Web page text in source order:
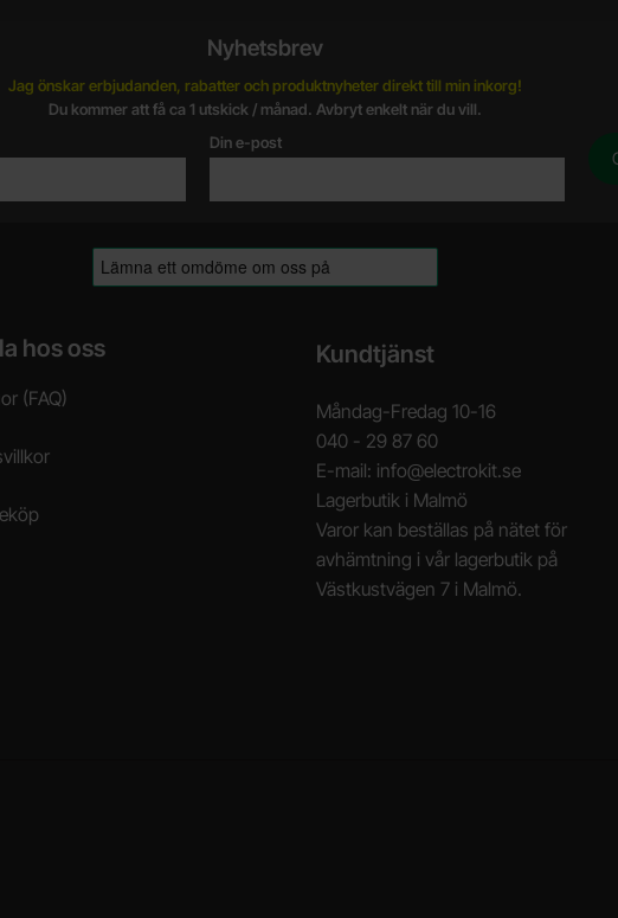
Nyhetsbrev
Jag önskar erbjudanden, rabatter och produktnyheter direkt till min inkorg!
Du kommer att få ca 1 utskick / månad. Avbryt enkelt när du vill.
Din e-post
hos oss
(FAQ)
Kundtjänst
Måndag-Fredag 10-16
040 - 29 87 60
E-mail: info@electrokit.se
Lagerbutik i Malmö
Varor kan beställas på nätet för
avhämtning i vår lagerbutik på
Västkustvägen 7 i Malmö.